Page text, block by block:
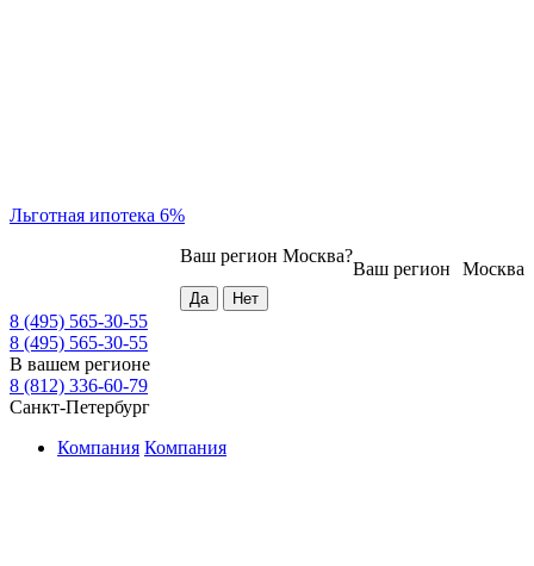
Льготная ипотека 6%
Москва
Ваш регион
Ваш регион Москва?
8 (495) 565-30-55
8 (495) 565-30-55
В вашем регионе
8 (812) 336-60-79
Санкт-Петербург
Компания Компания